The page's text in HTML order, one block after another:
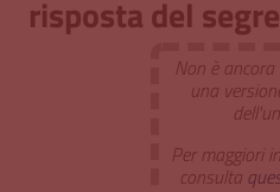
risposta del
Non è
una
Per maggiori
consulta